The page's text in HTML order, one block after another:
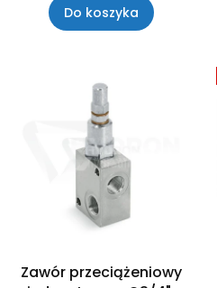
Do koszyka
Zawór przeciążeniowy